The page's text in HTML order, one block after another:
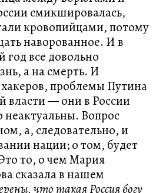
смикшировалась,
кровопийцами, потому
наворованное. И в
год все довольно
а на смерть. И
проблемы Путина
власти — они в России
неактуальны. Вопрос
а, следовательно, и
нации; о том, будет
то, о чем Мария
сказала в нашем
что такая Россия богу